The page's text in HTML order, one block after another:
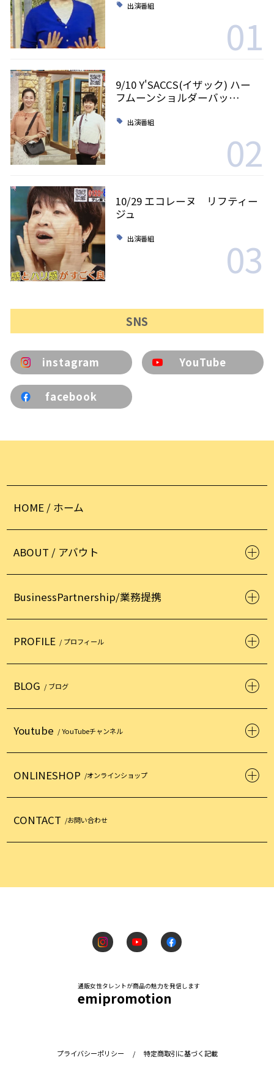
出演番組
01
9/10 Y'SACCS(イザック) ハー
フムーンショルダーバッ…
出演番組
02
10/29 エコレーヌ リフティー
ジュ
出演番組 03
SNS
instagram YouTube
facebook
HOME / ホーム
ABOUT / アバウト
BusinessPartnership/業務提携
PROFILE / プロフィール
BLOG / ブログ
Youtube / YouTubeチャンネル
ONLINESHOP /オンラインショップ
CONTACT /お問い合わせ
通販女性タレントが商品の魅力を発信します
emipromotion
プライバシーポリシー / 特定商取引に基づく記載